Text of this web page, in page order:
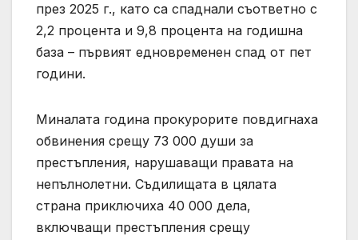
през 2025 г., като са спаднали съответно с
2,2 процента и 9,8 процента на годишна
база – първият едновременен спад от пет
години.
Миналата година прокурорите повдигнаха
обвинения срещу 73 000 души за
престъпления, нарушаващи правата на
непълнолетни. Съдилищата в цялата
страна приключиха 40 000 дела,
включващи престъпления срещу